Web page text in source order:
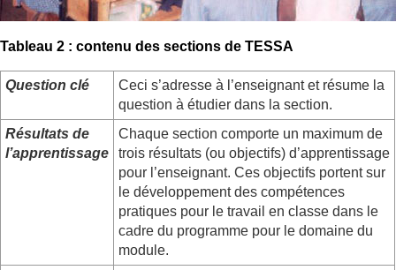
Tableau 2 : contenu des sections de TESSA
Question clé
Ceci s’adresse à l’enseignant et résume la
question à étudier dans la section.
Résultats de
l’apprentissage
Chaque section comporte un maximum de
trois résultats (ou objectifs) d’apprentissage
pour l’enseignant. Ces objectifs portent sur
le développement des compétences
pratiques pour le travail en classe dans le
cadre du programme pour le domaine du
module.